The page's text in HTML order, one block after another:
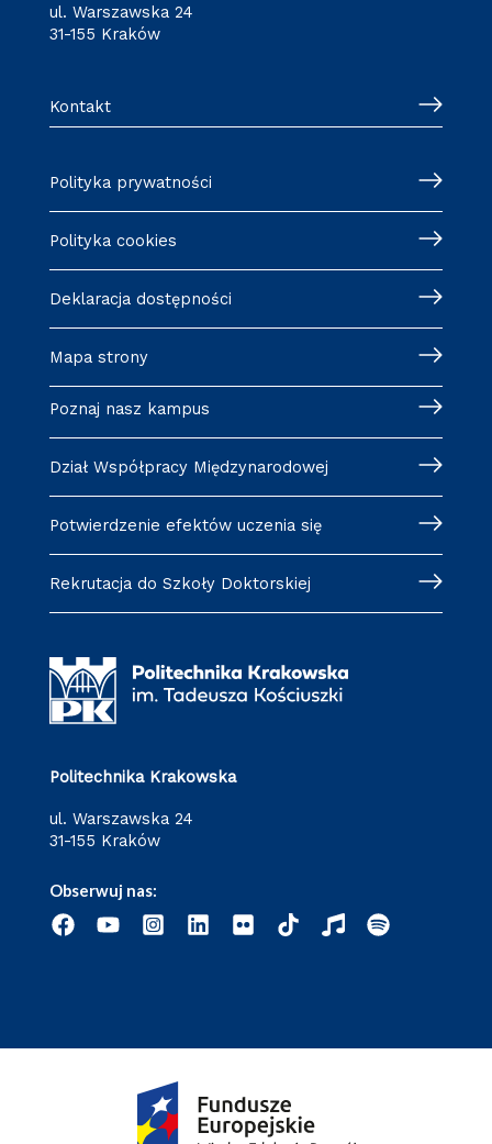
ul. Warszawska 24
31-155 Kraków
Kontakt
Polityka prywatności
Polityka cookies
Deklaracja dostępności
Mapa strony
Poznaj nasz kampus
Dział Współpracy Międzynarodowej
Potwierdzenie efektów uczenia się
Rekrutacja do Szkoły Doktorskiej
Politechnika Krakowska
ul. Warszawska 24
31-155 Kraków
Obserwuj nas: